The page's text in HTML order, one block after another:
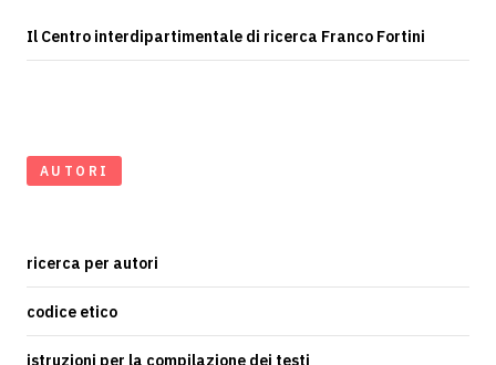
Il Centro interdipartimentale di ricerca Franco Fortini
AUTORI
ricerca per autori
codice etico
istruzioni per la compilazione dei testi